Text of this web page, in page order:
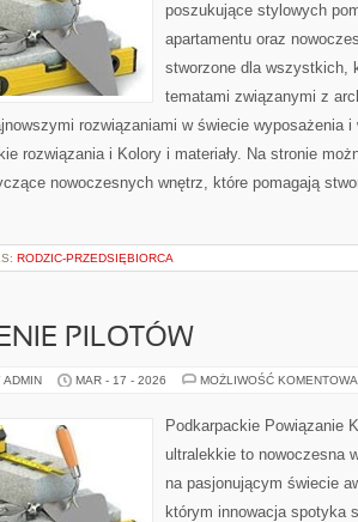
poszukujące stylowych
apartamentu oraz
stworzone dla wszystkich,
tematami związanymi z
rozwiązaniami w świecie wyposażenia i
rozwiązania i Kolory i materiały. Na stronie
nowoczesnych wnętrz, które pomagają
RODZIC-PRZEDSIĘBIORCA
PILOTÓW
ADMIN MAR - 17 - 2026 MOŻLIWOŚĆ
Podkarpackie Powiązanie
ultralekkie to nowoczesna
na pasjonującym świecie
którym innowacja spotyka